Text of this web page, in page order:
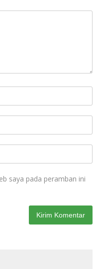
saya pada peramban ini